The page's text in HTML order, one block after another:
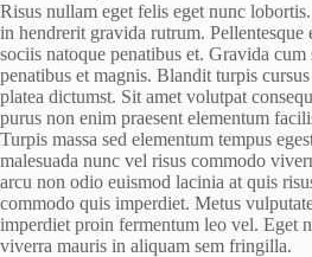
Risus nullam eget felis eget nunc
in hendrerit gravida rutrum. Pellentesque
sociis natoque penatibus et. Gravida cum
penatibus et magnis. Blandit turpis
platea dictumst. Sit amet volutpat
purus non enim praesent elementum
Turpis massa sed elementum tempus
malesuada nunc vel risus commodo
arcu non odio euismod lacinia at quis
commodo quis imperdiet. Metus
imperdiet proin fermentum leo vel. Eget
viverra mauris in aliquam sem fringilla.